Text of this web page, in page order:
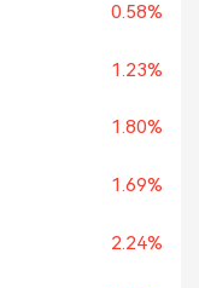
0.58%
1.23%
1.80%
1.69%
2.24%